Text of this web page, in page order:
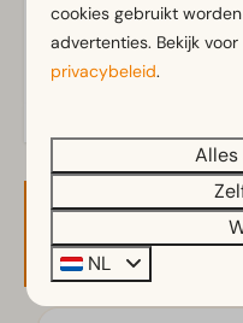
Buiten
Buitenhaard
Keuken
cookies gebruikt
advertenties. Bekijk
privacybeleid.
NL